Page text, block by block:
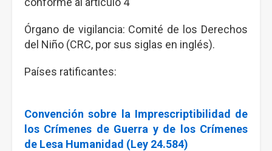
Órgano de vigilancia: Comité de los Derechos
del Niño (CRC, por sus siglas en inglés).
Países ratificantes:
Convención sobre la Imprescriptibilidad de
los Crímenes de Guerra y de los Crímenes
de Lesa Humanidad (Ley 24.584)